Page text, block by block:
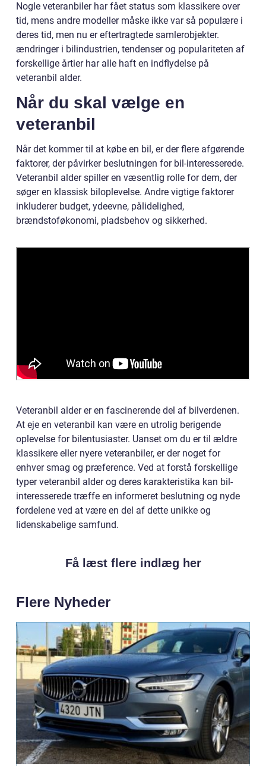
Nogle veteranbiler har fået status som klassikere over
tid, mens andre modeller måske ikke var så populære i
deres tid, men nu er eftertragtede samlerobjekter.
ændringer i bilindustrien, tendenser og populariteten af
forskellige årtier har alle haft en indflydelse på
veteranbil alder.
Når du skal vælge en
veteranbil
Når det kommer til at købe en bil, er der flere afgørende
faktorer, der påvirker beslutningen for bil-interesserede.
Veteranbil alder spiller en væsentlig rolle for dem, der
søger en klassisk biloplevelse. Andre vigtige faktorer
inkluderer budget, ydeevne, pålidelighed,
brændstoføkonomi, pladsbehov og sikkerhed.
Veteranbil alder er en fascinerende del af bilverdenen.
At eje en veteranbil kan være en utrolig berigende
oplevelse for bilentusiaster. Uanset om du er til ældre
klassikere eller nyere veteranbiler, er der noget for
enhver smag og præference. Ved at forstå forskellige
typer veteranbil alder og deres karakteristika kan bil-
interesserede træffe en informeret beslutning og nyde
fordelene ved at være en del af dette unikke og
lidenskabelige samfund.
Få læst flere indlæg her
Flere Nyheder